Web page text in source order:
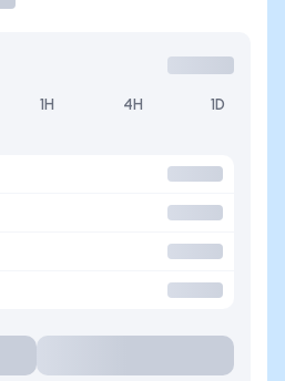
1H 4H 1D